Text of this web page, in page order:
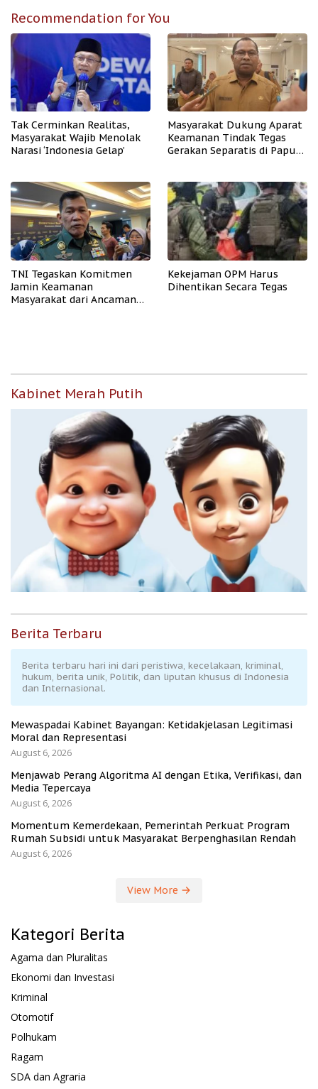
Recommendation for You
Tak Cerminkan Realitas,
Masyarakat Wajib Menolak
Narasi ‘Indonesia Gelap’
Masyarakat Dukung Aparat
Keamanan Tindak Tegas
Gerakan Separatis di Papua
TNI Tegaskan Komitmen
Jamin Keamanan
Masyarakat dari Ancaman
Kekejaman OPM Harus
Dihentikan Secara Tegas
Kabinet Merah Putih
Berita Terbaru
Berita terbaru hari ini dari peristiwa, kecelakaan, kriminal,
hukum, berita unik, Politik, dan liputan khusus di Indonesia
dan Internasional.
Mewaspadai Kabinet Bayangan: Ketidakjelasan Legitimasi
Moral dan Representasi
August 6, 2026
Menjawab Perang Algoritma AI dengan Etika, Verifikasi, dan
Media Tepercaya
August 6, 2026
Momentum Kemerdekaan, Pemerintah Perkuat Program
Rumah Subsidi untuk Masyarakat Berpenghasilan Rendah
August 6, 2026
View More
Kategori Berita
Agama dan Pluralitas
Ekonomi dan Investasi
Kriminal
Otomotif
Polhukam
Ragam
SDA dan Agraria